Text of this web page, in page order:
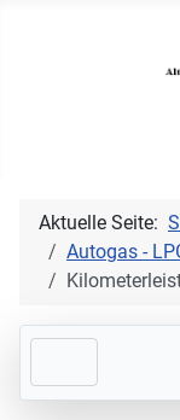
Aktuelle Seite:
Autogas -